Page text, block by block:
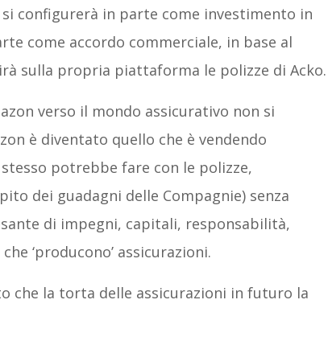
si configurerà in parte come investimento in
come accordo commerciale, in base al
sulla propria piattaforma le polizze di Acko.
verso il mondo assicurativo non si
è diventato quello che è vendendo
potrebbe fare con le polizze,
dei guadagni delle Compagnie) senza
di impegni, capitali, responsabilità,
‘producono’ assicurazioni.
che la torta delle assicurazioni in futuro la